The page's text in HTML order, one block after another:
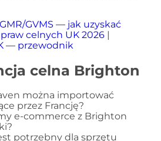
GMR/GVMS — jak uzyskać
celnych UK 2026 |
— przewodnik
celna Brighton
można importować
przez Francję?
e-commerce z Brighton
potrzebny dla sprzętu